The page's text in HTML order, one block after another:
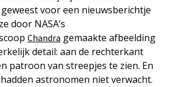
voor een nieuwsberichtje
door NASA’s
Chandra gemaakte afbeelding
detail: aan de rechterkant
patroon van streepjes te zien. En
astronomen niet verwacht.